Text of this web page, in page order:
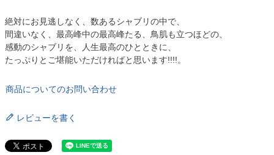
絶対にお見逃しなく、数あるシャブリの中で、
間違いなく、最高峰中の最高峰たる、鳥肌も立つほどの、
感動のシャブリを、人生最高のひとときに、
たっぷりとご堪能いただければと思います!!!!。
商品についてのお問い合わせ
レビューを書く